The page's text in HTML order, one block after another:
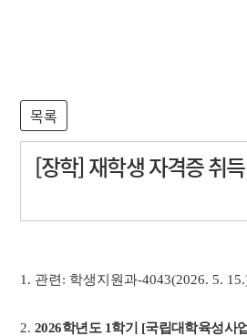
[장학] 재학생 자격증 취
1. 관련 : 학생지원과-4043(2026. 5.
2. 2026학년도 1학기 [국립대학육성사업